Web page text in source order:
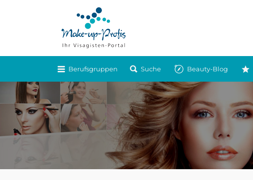
Berufsgruppen Suche Beauty-Blog